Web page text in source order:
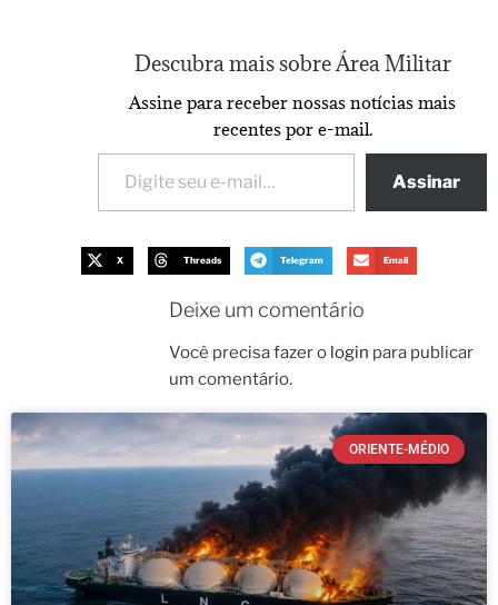
Descubra mais sobre Área Militar
Assine para receber nossas notícias mais
recentes por e-mail.
Assinar
X Threads Telegram Email
Deixe um comentário
Você precisa fazer o login para publicar
um comentário.
ORIENTE-MÉDIO